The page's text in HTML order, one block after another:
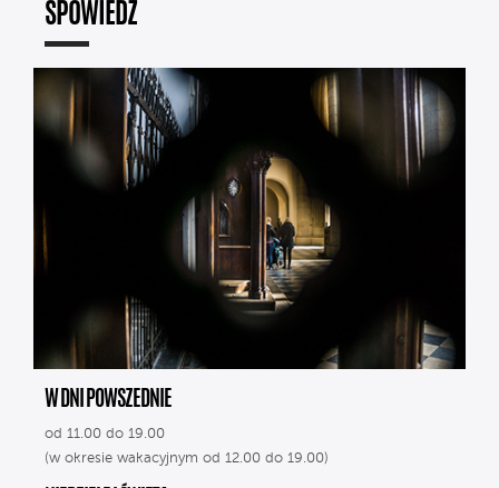
SPOWIEDŹ
W DNI POWSZEDNIE
od 11.00 do 19.00
(w okresie wakacyjnym od 12.00 do 19.00)